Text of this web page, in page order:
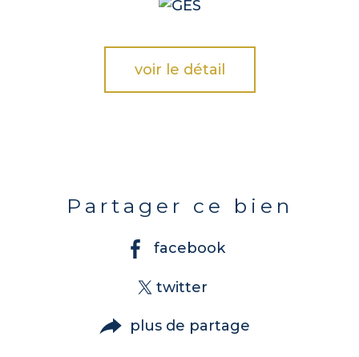
voir le détail
Partager ce bien
facebook
twitter
plus de partage